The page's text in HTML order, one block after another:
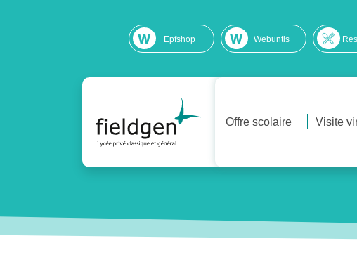
Epfshop Webuntis
Offre scolaire Visite